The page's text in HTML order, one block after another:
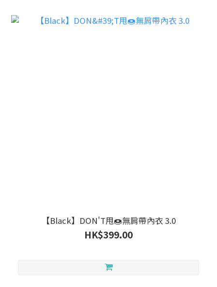
【Black】DON'T甩🍩無肩帶內衣 3.0
HK$399.00